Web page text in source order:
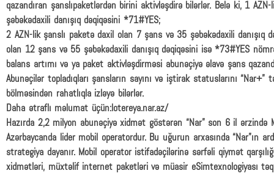
qazandıran şanslıpaketlərdən birini aktivləşdirə bilərlər. Belə ki, 1
şəbəkədaxili danışıq dəqiqəsini *71#YES;
2 AZN-lik şanslı paketə daxil olan 7 şans və 35 şəbəkədaxili danışıq
olan 12 şans və 55 şəbəkədaxili danışıq dəqiqəsini isə *73#YES
balans artımı və ya paket aktivləşdirməsi abunəçiyə əlavə şans
Abunəçilər topladıqları şansların sayını və iştirak statuslarını
bölməsindən rahatlıqla izləyə bilərlər.
Daha ətraflı məlumat üçün:lotereya.nar.az/
Hazırda 2,2 milyon abunəçiyə xidmət göstərən “Nar” son 6 il ərzində
Azərbaycanda lider mobil operatordur. Bu uğurun arxasında “Nar”ın
strategiya dayanır. Mobil operator istifadəçilərinə sərfəli qiymət
xidmətləri, müxtəlif internet paketləri və müasir eSimtexnologiyası